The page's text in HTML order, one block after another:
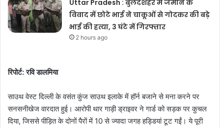
Uttar Pradesh : बुलंदशहर में जमीन के
विवाद में छोटे भाई ने चाकूओं से गोदकर की बड़े
भाई की हत्या, 3 घंटे में गिरफ्तार
2 hours ago
रिपोर्ट: रवि डालमिया
साउथ वेस्ट दिल्ली के वसंत कुंज साउथ इलाके में हॉर्न बजाने से मना करने पर
सनसनीखेज वारदात हुई। आरोपी थार गाड़ी ड्राइवर ने गार्ड को सड़क पर कुचल
दिया, जिससे पीड़ित के दोनों पैरों में 10 से ज्यादा जगह हड्डियां टूट गईं। ये पूरी